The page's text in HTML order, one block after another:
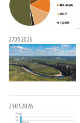
27.05.2026
23.03.2026